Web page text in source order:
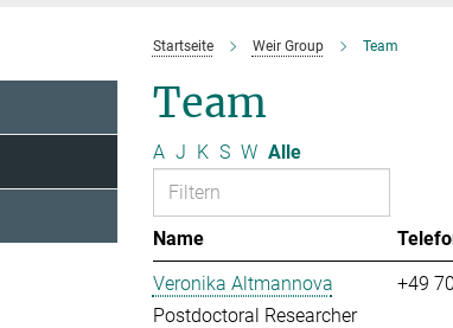
Startseite Weir Group Team
Team
A J K S W Alle
Name
Veronika Altmannova
Postdoctoral Researcher
+49